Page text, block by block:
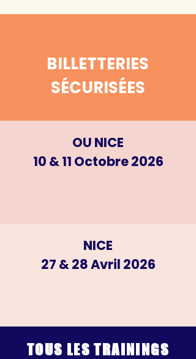
BILLETTERIES
SÉCURISÉES
OU NICE
10 & 11 Octobre 2026
NICE
27 & 28 Avril 2026
TOUS LES TRAININGS